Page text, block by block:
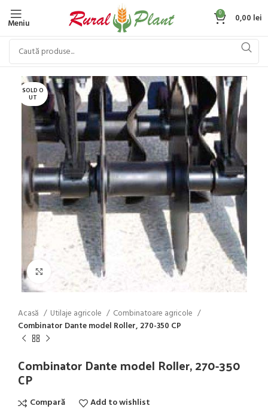
Meniu
0 0,00 lei
SOLD O
UT
Click to enlarge
Acasă Utilaje agricole
Combinatoare agricole
Combinator Dante model Roller, 270-350 CP
Combinator Dante model Roller, 270-350
CP
Compară Add to wishlist